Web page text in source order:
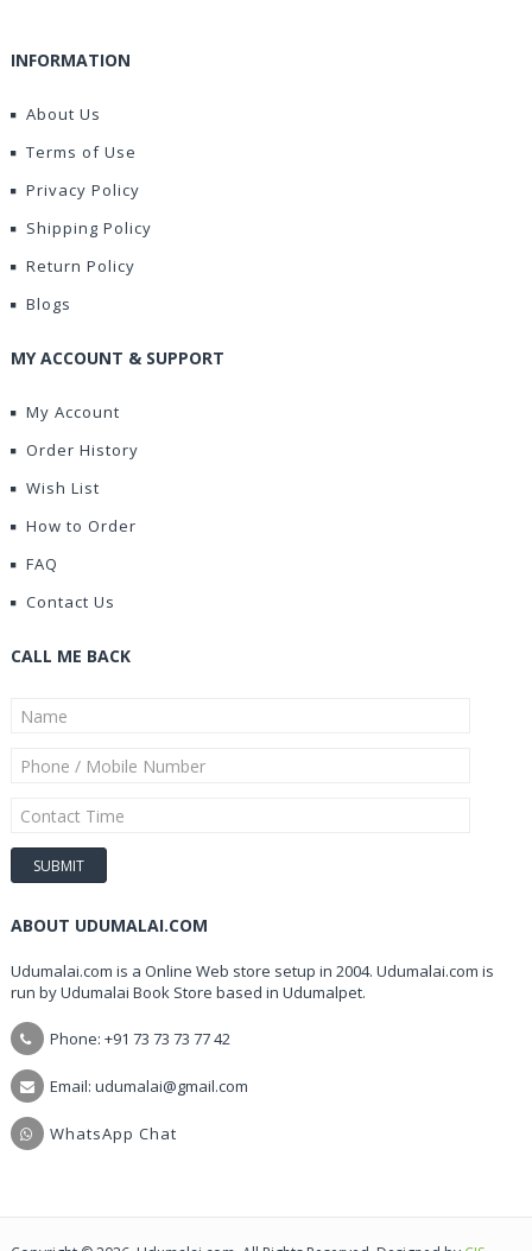
INFORMATION
About Us
Terms of Use
Privacy Policy
Shipping Policy
Return Policy
Blogs
MY ACCOUNT & SUPPORT
My Account
Order History
Wish List
How to Order
FAQ
Contact Us
CALL ME BACK
ABOUT UDUMALAI.COM
Udumalai.com is a Online Web store setup in 2004. Udumalai.com is
run by Udumalai Book Store based in Udumalpet.
Phone: +91 73 73 73 77 42
Email: udumalai@gmail.com
WhatsApp Chat